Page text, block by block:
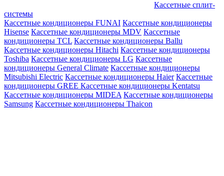
Кассетные сплит-
системы
Кассетные кондиционеры FUNAI Кассетные кондиционеры
Hisense Кассетные кондиционеры MDV Кассетные
кондиционеры TCL Кассетные кондиционеры Ballu
Кассетные кондиционеры Hitachi Кассетные кондиционеры
Toshiba Кассетные кондиционеры LG Кассетные
кондиционеры General Climate Кассетные кондиционеры
Mitsubishi Electric Кассетные кондиционеры Haier Кассетные
кондиционеры GREE Кассетные кондиционеры Kentatsu
Кассетные кондиционеры MIDEA Кассетные кондиционеры
Samsung Кассетные кондиционеры Thaicon